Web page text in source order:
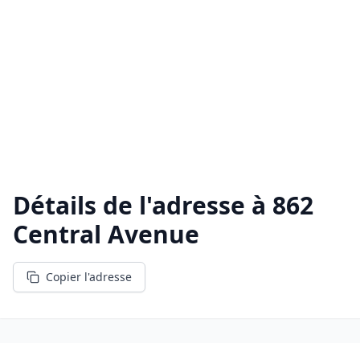
Détails de l'adresse à 862
Central Avenue
Copier l'adresse